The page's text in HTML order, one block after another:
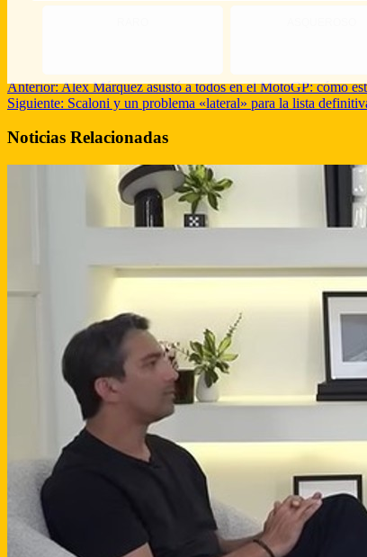
Anterior:Alex Márquez asustó a todos en el MotoGP: cómo
Siguiente: Scaloni y un problema «lateral» para la lista
Noticias Relacionadas